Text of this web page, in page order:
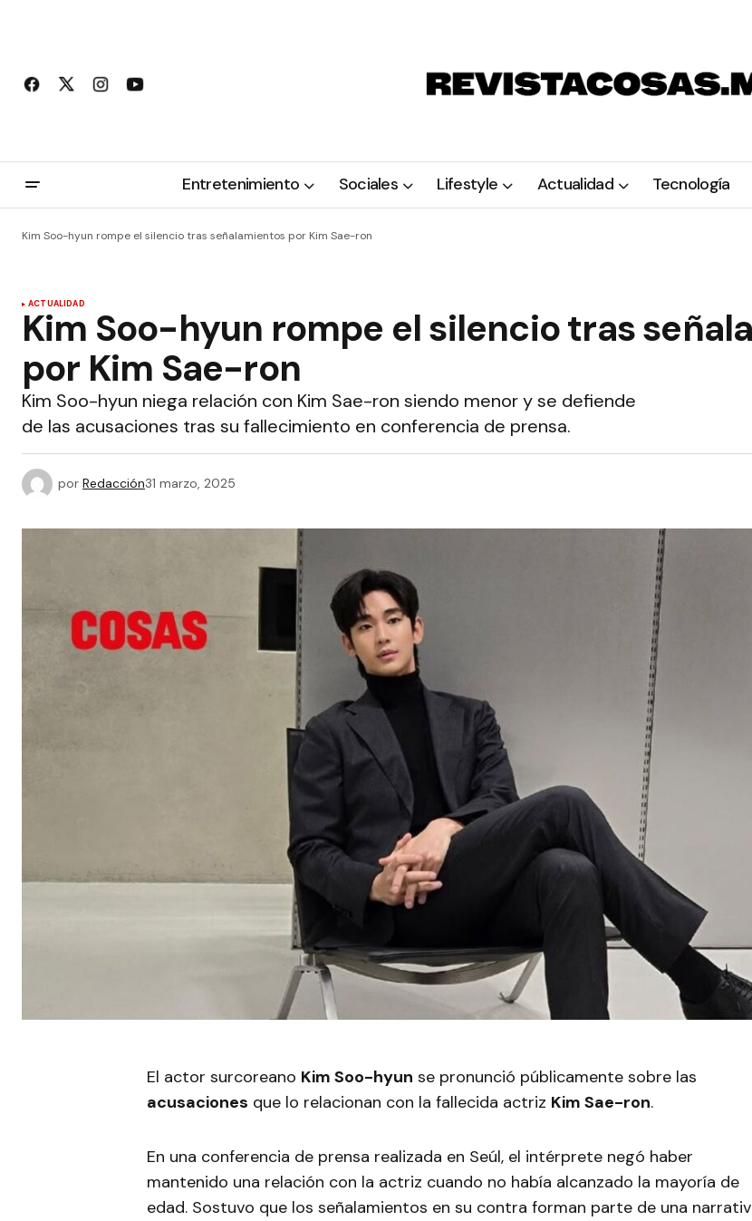
Entretenimiento Sociales Lifestyle Actualidad Tecnología
Kim Soo-hyun rompe el silencio tras señalamientos por Kim Sae-ron
ACTUALIDAD
Kim Soo-hyun rompe el silencio tras
por Kim Sae-ron
Kim Soo-hyun niega relación con Kim Sae-ron siendo menor y se defiende
de las acusaciones tras su fallecimiento en conferencia de prensa.
por Redacción31 marzo, 2025
El actor surcoreano Kim Soo-hyun se pronunció públicamente sobre las
acusaciones que lo relacionan con la fallecida actriz Kim Sae-ron.
En una conferencia de prensa realizada en Seúl, el intérprete negó haber
mantenido una relación con la actriz cuando no había alcanzado la mayoría de
edad. Sostuvo que los señalamientos en su contra forman parte de una